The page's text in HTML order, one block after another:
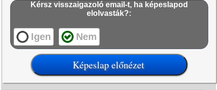
Kérsz visszaigazoló email-t, ha képeslapod
elolvasták?:
Igen Nem